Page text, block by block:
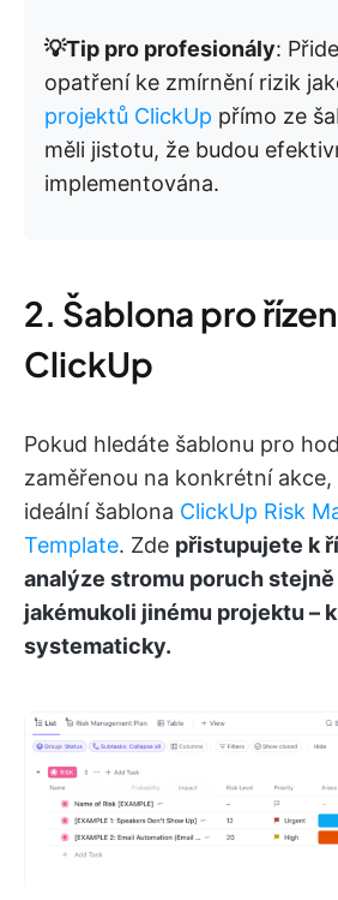
💡Tip pro profesionály:
opatření ke zmírnění rizik
projektů ClickUp přímo ze
měli jistotu, že budou
implementována.
2. Šablona pro
ClickUp
Pokud hledáte šablonu pro
zaměřenou na konkrétní
ideální šablona ClickUp Risk
Template. Zde přistupujete k
analýze stromu poruch stejně
jakémukoli jinému projektu –
systematicky.